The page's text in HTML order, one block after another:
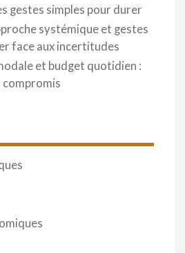
gestes simples pour durer
systémique et gestes
face aux incertitudes
et budget quotidien :
compromis